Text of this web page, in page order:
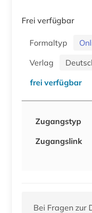
Frei verfügbar
Formaltyp
Verlag
frei verfügbar
Zugangstyp
Zugangslink
Bei Fragen zur